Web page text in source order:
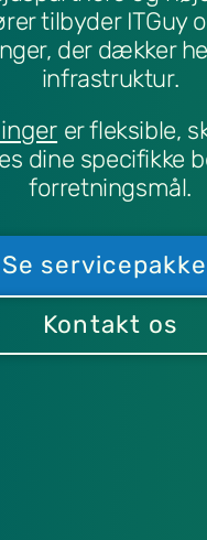
tilbyder ITGuy
der dækker
infrastruktur.
er fleksible,
dine specifikke
forretningsmål.
Se
Kontakt os